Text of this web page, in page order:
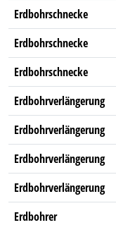
Erdbohrschnecke
Erdbohrschnecke
Erdbohrschnecke
Erdbohrverlängerung
Erdbohrverlängerung
Erdbohrverlängerung
Erdbohrverlängerung
Erdbohrer